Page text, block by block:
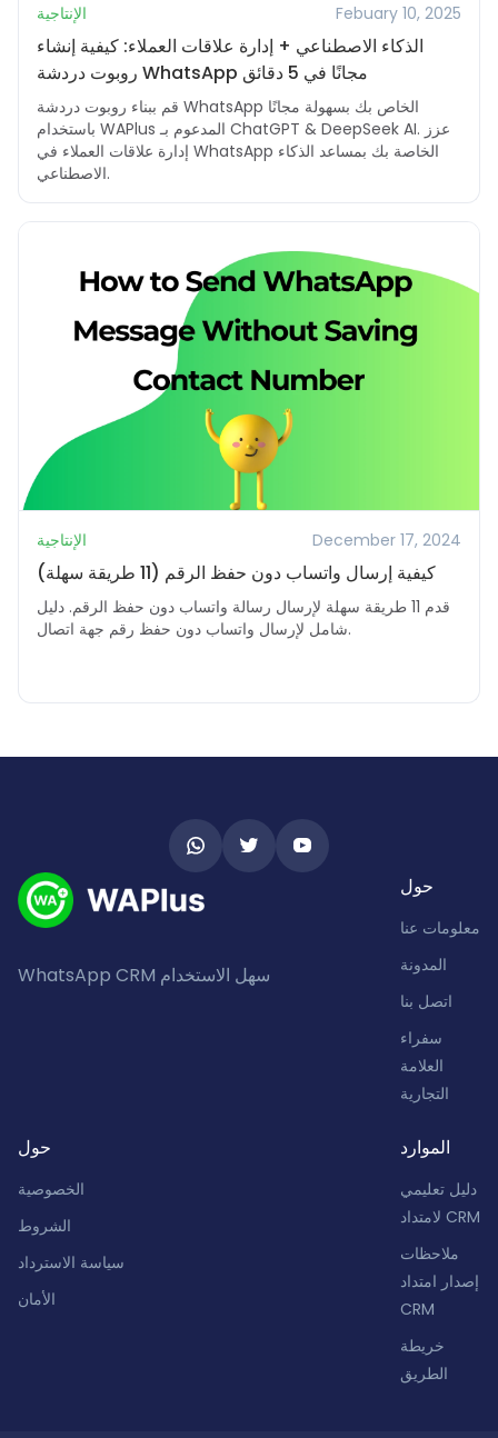
الإنتاجية Febuary 10, 2025
الذكاء الاصطناعي + إدارة علاقات العملاء: كيفية إنشاء
روبوت دردشة WhatsApp مجانًا في 5 دقائق
قم ببناء روبوت دردشة WhatsApp الخاص بك بسهولة مجانًا
باستخدام WAPlus المدعوم بـ ChatGPT & DeepSeek AI. عزز
إدارة علاقات العملاء في WhatsApp الخاصة بك بمساعد الذكاء
الاصطناعي.
الإنتاجية December 17, 2024
كيفية إرسال واتساب دون حفظ الرقم (11 طريقة سهلة)
قدم 11 طريقة سهلة لإرسال رسالة واتساب دون حفظ الرقم. دليل
شامل لإرسال واتساب دون حفظ رقم جهة اتصال.
WhatsApp CRM سهل الاستخدام
حول
معلومات عنا
المدونة
اتصل بنا
سفراء
العلامة
التجارية
حول
الخصوصية
الشروط
سياسة الاسترداد
الأمان
الموارد
دليل تعليمي
لامتداد CRM
ملاحظات
إصدار امتداد
CRM
خريطة
الطريق